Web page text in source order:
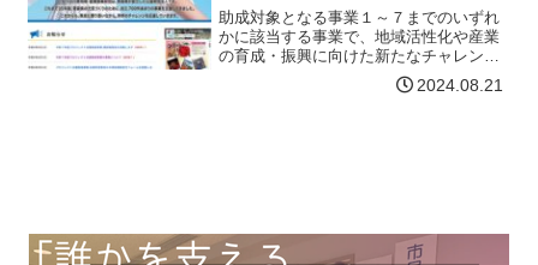
助成対象となる事業１～７までのいずれ
かに該当する事業で、地域活性化や産業
の育成・振興に向けた新たなチャレンジ
かつ、将来のビジネスモデルとしての可
能性のある事業とします。１．人材育成
2024.08.21